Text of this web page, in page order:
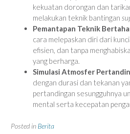
kekuatan dorongan dan
melakukan teknik bantingan
Pemantapan Teknik
cara melepaskan diri dari
efisien, dan tanpa
yang berharga.
Simulasi Atmosfer
dengan durasi dan tekanan
pertandingan sesungguhnya
mental serta kecepatan
Posted in Berita